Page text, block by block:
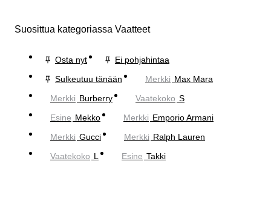
Suosittua kategoriassa Vaatteet
Osta nyt
Ei pohjahintaa
Sulkeutuu tänään
Merkki Max Mara
Merkki Burberry Vaatekoko S
Esine Mekko Merkki Emporio Armani
Merkki Gucci Merkki Ralph Lauren
Vaatekoko L Esine Takki